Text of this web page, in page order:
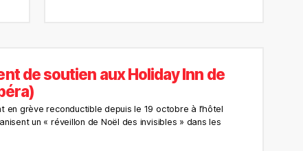
de soutien aux Holiday Inn de
grève reconductible depuis le 19 octobre à l’hôtel
un « réveillon de Noël des invisibles » dans les